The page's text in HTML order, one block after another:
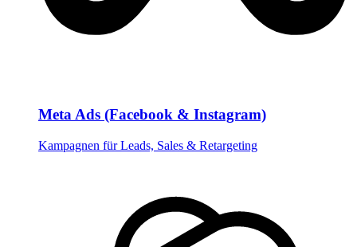
Meta Ads (Facebook & Instagram)
Kampagnen für Leads, Sales & Retargeting